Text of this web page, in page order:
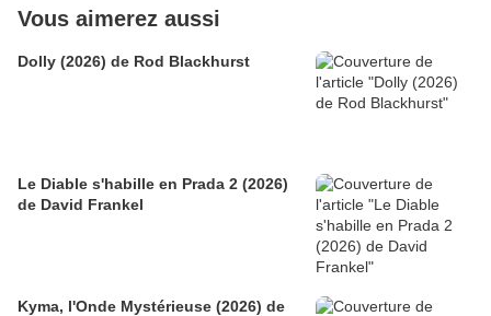
Vous aimerez aussi
Dolly (2026) de Rod Blackhurst
Le Diable s'habille en Prada 2 (2026)
de David Frankel
Kyma, l'Onde Mystérieuse (2026) de